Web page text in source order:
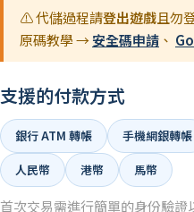
⚠️ 代儲過程請登出遊戲且勿
原碼教學 →安全碼申請 、
支援的付款方式
銀行 ATM 轉帳 手機網銀轉帳
人民幣
港幣 馬幣
首次交易需進行簡單的身份驗